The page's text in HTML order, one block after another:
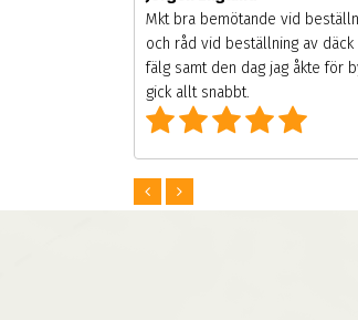
Mkt bra bemötande vid
och råd vid beställning av däck
fälg samt den dag jag åkte för
gick allt snabbt.